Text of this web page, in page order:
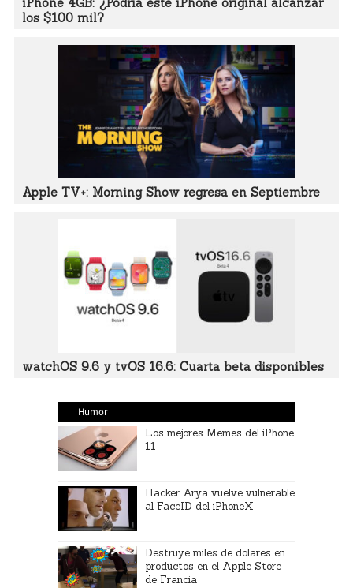
iPhone 4GB: ¿Podría este iPhone original alcanzar
los $100 mil?
Apple TV+: Morning Show regresa en Septiembre
watchOS 9.6 y tvOS 16.6: Cuarta beta disponibles
Humor
Los mejores Memes del iPhone
11
Hacker Arya vuelve vulnerable
al FaceID del iPhoneX
Destruye miles de dolares en
productos en el Apple Store
de Francia